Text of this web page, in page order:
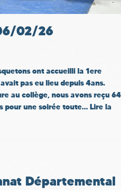
02/26
ont accueilli la 1ere
pas eu lieu depuis 4ans.
au collège, nous avons reçu 64
pour une soirée toute… Lire la
Départemental